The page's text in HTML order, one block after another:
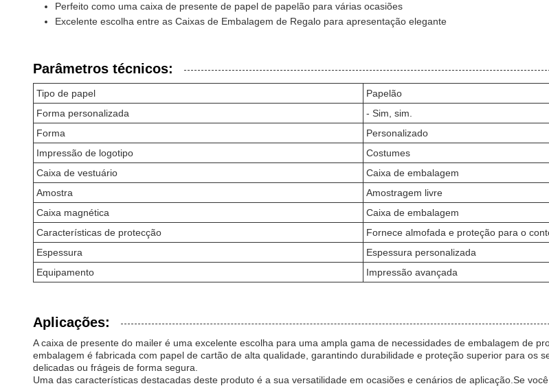
Perfeito como uma caixa de presente de papel de papelão para várias ocasiões
Excelente escolha entre as Caixas de Embalagem de Regalo para apresentação elegante
Parâmetros técnicos:
Tipo de papel
Papelão
Forma personalizada
- Sim, sim.
Forma
Personalizado
Impressão de logotipo
Costumes
Caixa de vestuário
Caixa de embalagem
Amostra
Amostragem livre
Caixa magnética
Caixa de embalagem
Características de protecção
Fornece almofada e proteção para o
Espessura
Espessura personalizada
Equipamento
Impressão avançada
Aplicações:
A caixa de presente do mailer é uma excelente escolha para uma ampla gama de necessidades de embalagem de
embalagem é fabricada com papel de cartão de alta qualidade, garantindo durabilidade e proteção superior para os
delicadas ou frágeis de forma segura.
Uma das características destacadas deste produto é a sua versatilidade em ocasiões e cenários de aplicação.Se